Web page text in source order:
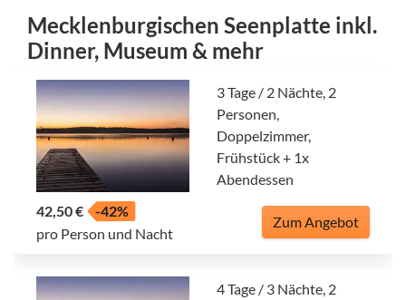
Mecklenburgischen Seenplatte inkl.
Dinner, Museum & mehr
3 Tage / 2 Nächte, 2
Personen,
Doppelzimmer,
Frühstück + 1x
Abendessen
42,50 €
-42%
pro Person und Nacht
Zum Angebot
4 Tage / 3 Nächte, 2